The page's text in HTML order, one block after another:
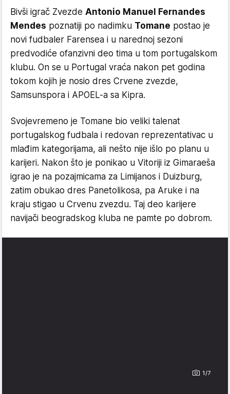
Bivši igrač Zvezde Antonio Manuel Fernandes
Mendes poznatiji po nadimku Tomane postao je
novi fudbaler Farensea i u narednoj sezoni
predvodiće ofanzivni deo tima u tom portugalskom
klubu. On se u Portugal vraća nakon pet godina
tokom kojih je nosio dres Crvene zvezde,
Samsunspora i APOEL-a sa Kipra.
Svojevremeno je Tomane bio veliki talenat
portugalskog fudbala i redovan reprezentativac u
mlađim kategorijama, ali nešto nije išlo po planu u
karijeri. Nakon što je ponikao u Vitoriji iz Gimaraeša
igrao je na pozajmicama za Limijanos i Duizburg,
zatim obukao dres Panetolikosa, pa Aruke i na
kraju stigao u Crvenu zvezdu. Taj deo karijere
navijači beogradskog kluba ne pamte po dobrom.
1/7